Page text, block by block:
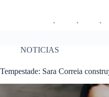
NOTICIAS
Tempestade: Sara Correia